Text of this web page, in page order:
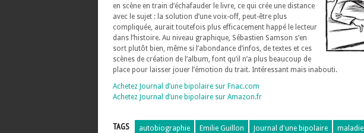
en scène en train d’échafauder le livre, ce qui crée une distance
avec le sujet : la solution d’une voix-off, peut-être plus
compliquée, aurait toutefois plus efficacement happé le lecteur
dans l’histoire. Au niveau graphique, Sébastien Samson s’en
sort plutôt bien, même si l’abondance d’infos, de textes et ces
scènes de création de l’album, font qu’il n’a plus beaucoup de
place pour laisser jouer l’émotion du trait. Intéressant mais inabouti.
Achetez Journal d’une bipolaire sur Fnac.com
Achetez Journal d’une bipolaire sur Amazon.fr
TAGS autobiographie Emilie Guillon Journal d'une bipolaire maladie